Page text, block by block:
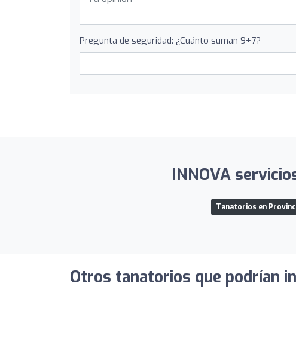
Pregunta de seguridad: ¿Cuánto suman 9+7?
INNOVA
Tanatorios en
Otros tanatorios que podrían